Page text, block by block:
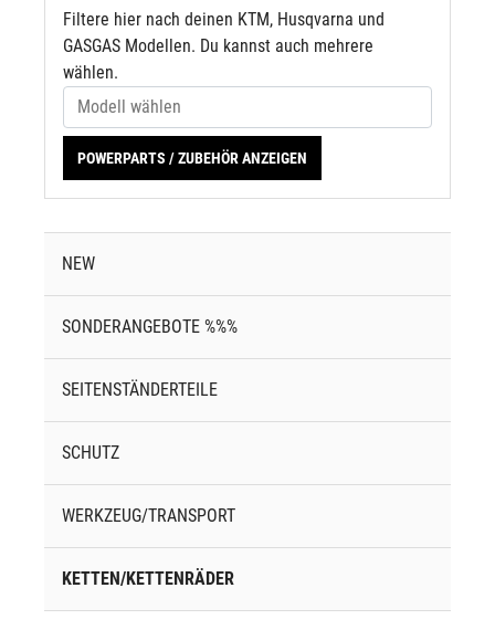
Filtere hier nach deinen KTM, Husqvarna und
GASGAS Modellen. Du kannst auch mehrere
wählen.
POWERPARTS / ZUBEHÖR ANZEIGEN
NEW
SONDERANGEBOTE %%%
SEITENSTÄNDERTEILE
SCHUTZ
WERKZEUG/TRANSPORT
KETTEN/KETTENRÄDER